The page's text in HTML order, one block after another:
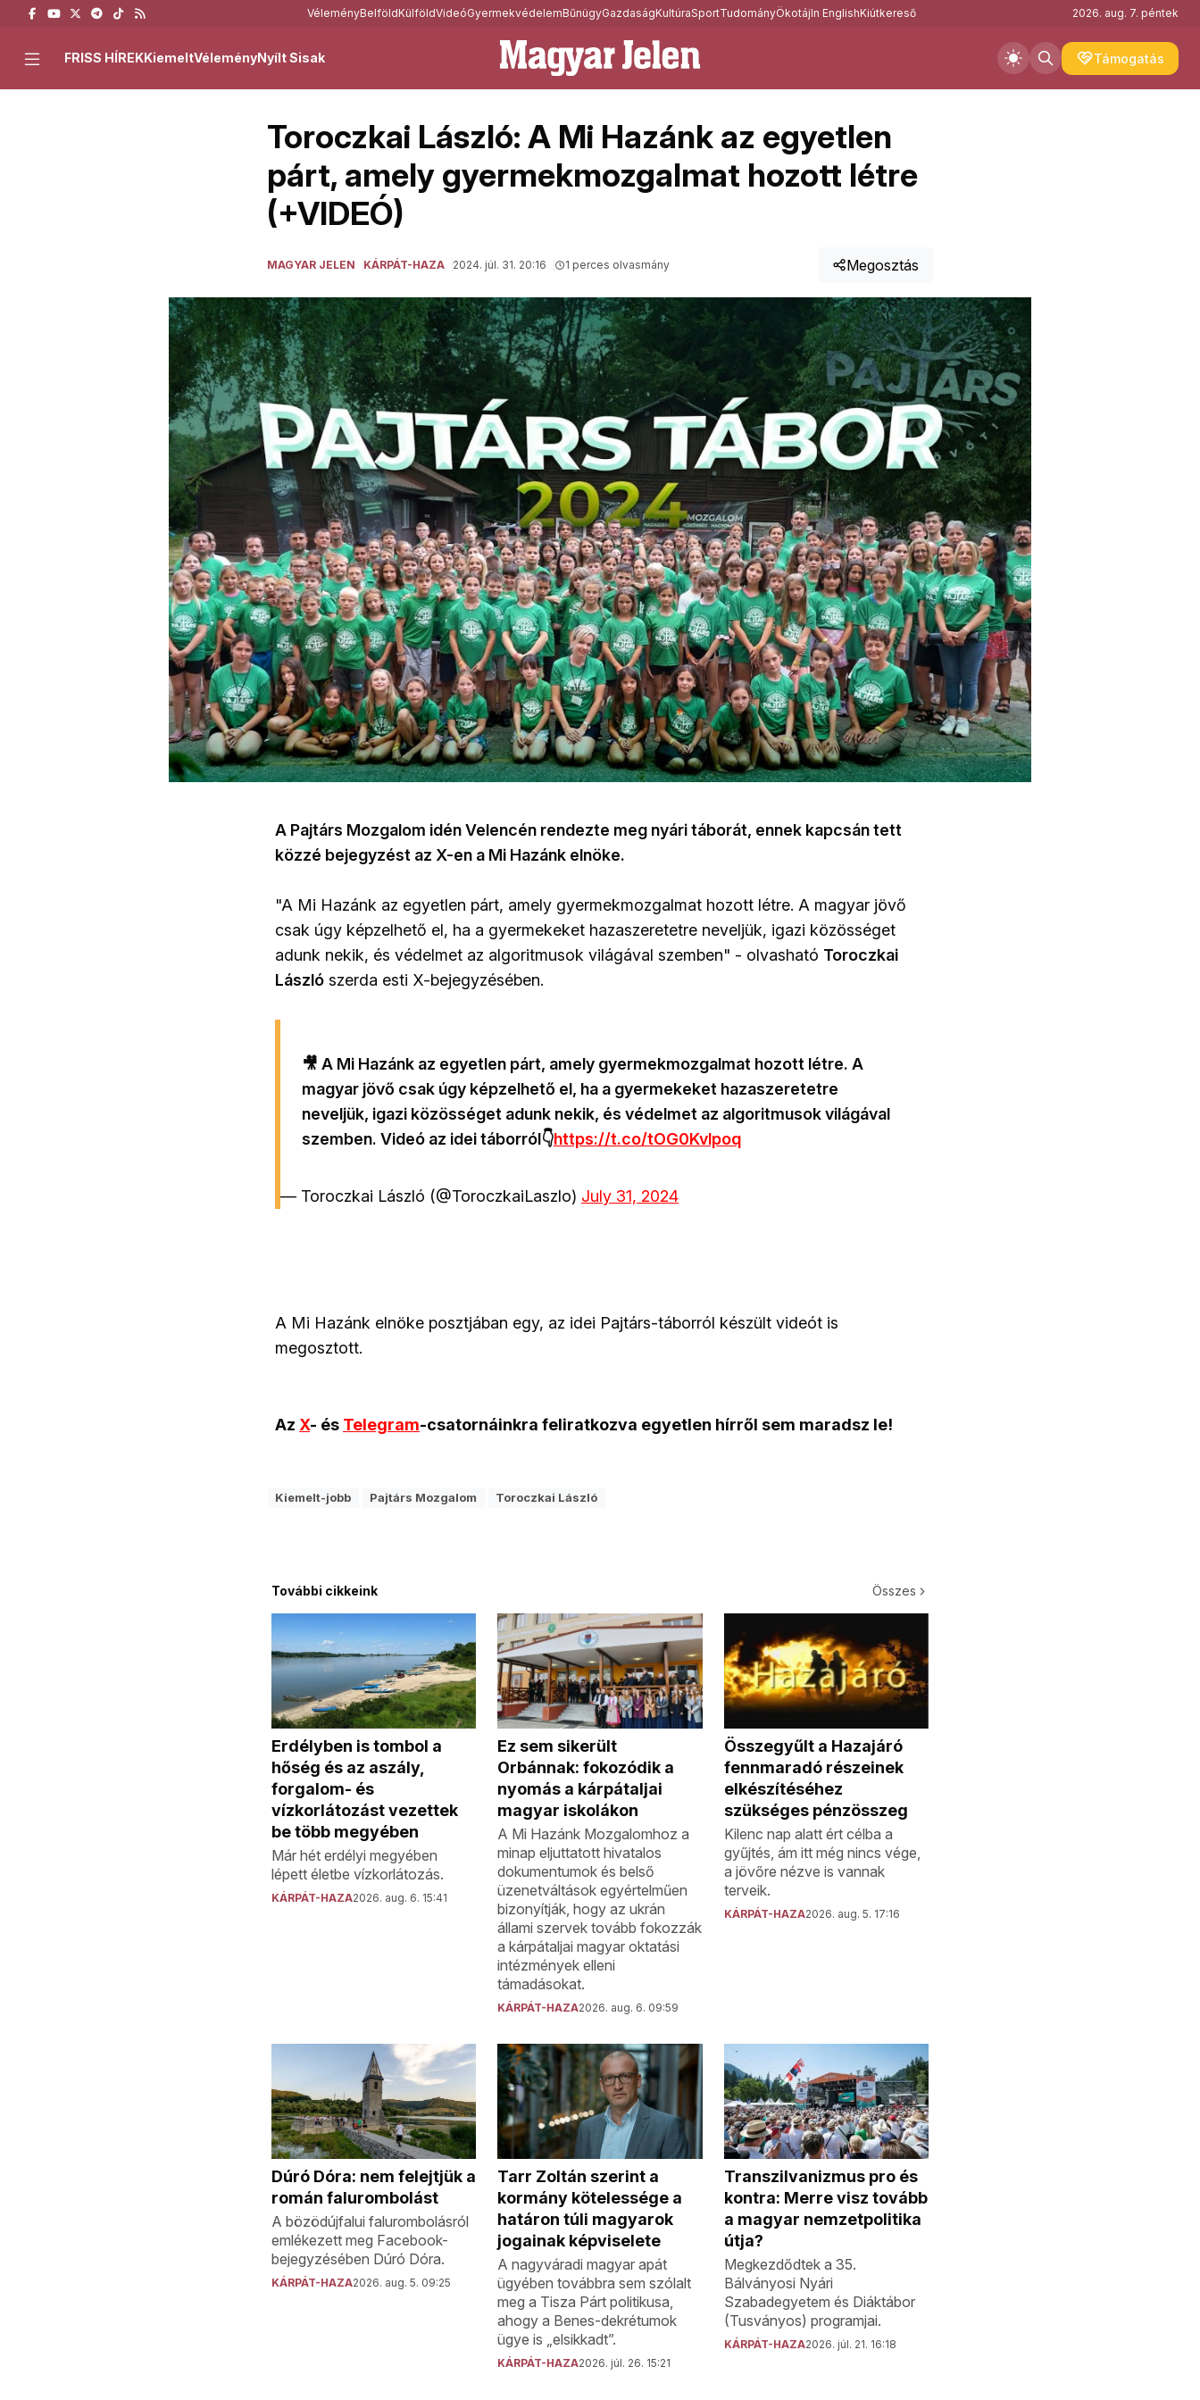
VéleményBelföldKülföldVideóGyermekvédelemBűnügyGazdaságKultúraSportTudományÖkotájIn EnglishKiútkereső 2026. aug. 7. péntek
Támogatás
FRISS HÍREKKiemeltVéleményNyílt Sisak
Toroczkai László: A Mi Hazánk az egyetlen
párt, amely gyermekmozgalmat hozott létre
(+VIDEÓ)
MAGYAR JELEN KÁRPÁT-HAZA 2024. júl. 31. 20:16 1 perces olvasmány Megosztás
A Pajtárs Mozgalom idén Velencén rendezte meg nyári táborát, ennek kapcsán tett
közzé bejegyzést az X-en a Mi Hazánk elnöke.
"A Mi Hazánk az egyetlen párt, amely gyermekmozgalmat hozott létre. A magyar jövő
csak úgy képzelhető el, ha a gyermekeket hazaszeretetre neveljük, igazi közösséget
adunk nekik, és védelmet az algoritmusok világával szemben" - olvasható Toroczkai
László szerda esti X-bejegyzésében.
🎥 A Mi Hazánk az egyetlen párt, amely gyermekmozgalmat hozott létre. A
magyar jövő csak úgy képzelhető el, ha a gyermekeket hazaszeretetre
neveljük, igazi közösséget adunk nekik, és védelmet az algoritmusok világával
szemben. Videó az idei táborról👇https://t.co/tOG0Kvlpoq
— Toroczkai László (@ToroczkaiLaszlo) July 31, 2024
A Mi Hazánk elnöke posztjában egy, az idei Pajtárs-táborról készült videót is
megosztott.
Az X- és Telegram-csatornáinkra feliratkozva egyetlen hírről sem maradsz le!
Kiemelt-jobb Pajtárs Mozgalom Toroczkai László
További cikkeink Összes
Erdélyben is tombol a
hőség és az aszály,
forgalom- és
vízkorlátozást vezettek
be több megyében
Már hét erdélyi megyében
lépett életbe vízkorlátozás.
KÁRPÁT-HAZA2026. aug. 6. 15:41
Ez sem sikerült
Orbánnak: fokozódik a
nyomás a kárpátaljai
magyar iskolákon
A Mi Hazánk Mozgalomhoz a
minap eljuttatott hivatalos
dokumentumok és belső
üzenetváltások egyértelműen
bizonyítják, hogy az ukrán
állami szervek tovább fokozzák
a kárpátaljai magyar oktatási
intézmények elleni
támadásokat.
KÁRPÁT-HAZA2026. aug. 6. 09:59
Összegyűlt a Hazajáró
fennmaradó részeinek
elkészítéséhez
szükséges pénzösszeg
Kilenc nap alatt ért célba a
gyűjtés, ám itt még nincs vége,
a jövőre nézve is vannak
terveik.
KÁRPÁT-HAZA2026. aug. 5. 17:16
Dúró Dóra: nem felejtjük a
román falurombolást
A bözödújfalui falurombolásról
emlékezett meg Facebook-
bejegyzésében Dúró Dóra.
KÁRPÁT-HAZA2026. aug. 5. 09:25
Tarr Zoltán szerint a
kormány kötelessége a
határon túli magyarok
jogainak képviselete
A nagyváradi magyar apát
ügyében továbbra sem szólalt
meg a Tisza Párt politikusa,
ahogy a Benes-dekrétumok
ügye is „elsikkadt”.
KÁRPÁT-HAZA2026. júl. 26. 15:21
Transzilvanizmus pro és
kontra: Merre visz tovább
a magyar nemzetpolitika
útja?
Megkezdődtek a 35.
Bálványosi Nyári
Szabadegyetem és Diáktábor
(Tusványos) programjai.
KÁRPÁT-HAZA2026. júl. 21. 16:18